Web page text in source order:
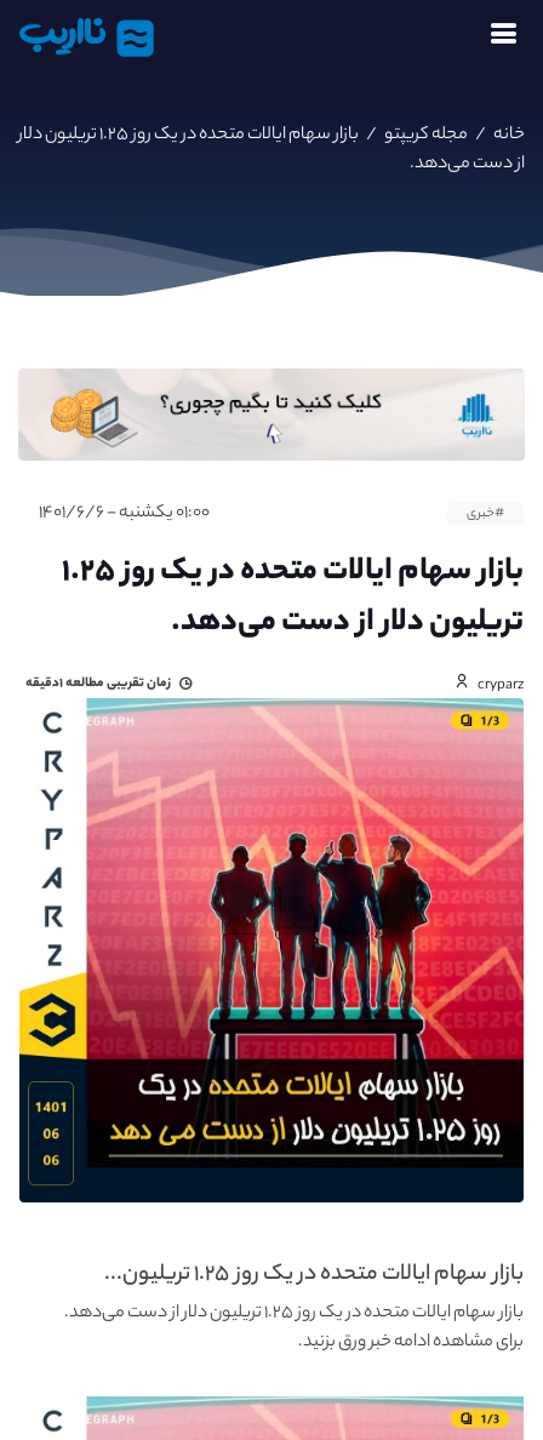
نااریب
خانه / مجله کریپتو /
بازار سهام ایالات متحده در یک روز ۱.۲۵ تریلیون دلار
از دست می‌دهد.
#خبری ۰۱:۰۰ یکشنبه - ۱۴۰۱/۶/۶
بازار سهام ایالات متحده در یک روز ۱.۲۵
تریلیون دلار از دست می‌دهد.
cryparz زمان تقریبی مطالعه۱دقیقه
بازار سهام ایالات متحده در یک روز ۱.۲۵ تریلیون...
بازار سهام ایالات متحده در یک روز ۱.۲۵ تریلیون دلار از دست می‌دهد.
برای مشاهده ادامه خبر ورق بزنید.